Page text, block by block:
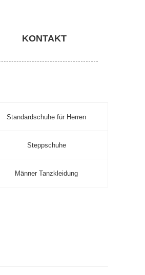
KONTAKT
Standardschuhe für Herren
Steppschuhe
Männer Tanzkleidung